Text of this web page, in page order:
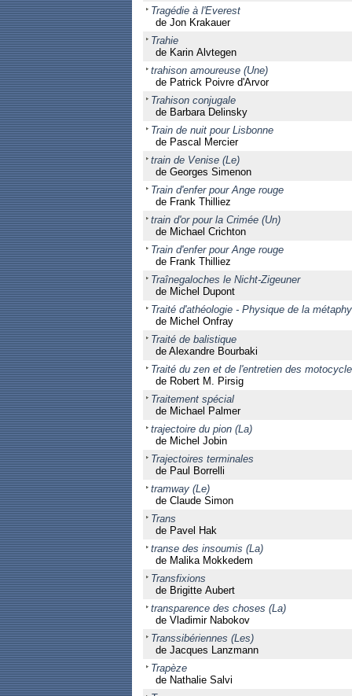
Tragédie à l'Everest
de Jon Krakauer
Trahie
de Karin Alvtegen
trahison amoureuse (Une)
de Patrick Poivre d'Arvor
Trahison conjugale
de Barbara Delinsky
Train de nuit pour Lisbonne
de Pascal Mercier
train de Venise (Le)
de Georges Simenon
Train d'enfer pour Ange rouge
de Frank Thilliez
train d'or pour la Crimée (Un)
de Michael Crichton
Train d'enfer pour Ange rouge
de Frank Thilliez
Traînegaloches le Nicht-Zigeuner
de Michel Dupont
Traité d'athéologie - Physique de la
de Michel Onfray
Traité de balistique
de Alexandre Bourbaki
Traité du zen et de l'entretien des
de Robert M. Pirsig
Traitement spécial
de Michael Palmer
trajectoire du pion (La)
de Michel Jobin
Trajectoires terminales
de Paul Borrelli
tramway (Le)
de Claude Simon
Trans
de Pavel Hak
transe des insoumis (La)
de Malika Mokkedem
Transfixions
de Brigitte Aubert
transparence des choses (La)
de Vladimir Nabokov
Transsibériennes (Les)
de Jacques Lanzmann
Trapèze
de Nathalie Salvi